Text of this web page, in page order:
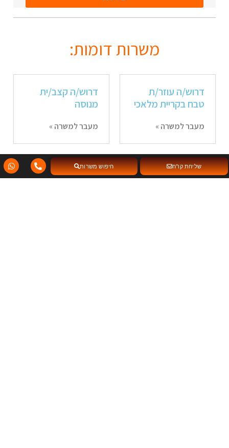
משרות דומות:
דרוש/ה עוזר/ת
טבח בקריית מלאכי
מעבר למשרה »
דרוש/ה קצב/ית
מנוסה
מעבר למשרה »
דרוש/ה עובד/ת
דרוש/ה עוזר/ת
שליחת קו"ח חיפוש משרות